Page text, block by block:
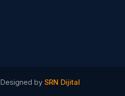
Designed by SRN Dijital